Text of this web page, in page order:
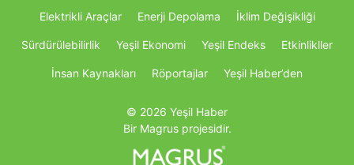
Elektrikli Araçlar Enerji Depolama İklim Değişikliği
Sürdürülebilirlik Yeşil Ekonomi Yeşil Endeks Etkinlikller
İnsan Kaynakları Röportajlar Yeşil Haber’den
© 2026 Yeşil Haber
Bir Magrus projesidir.